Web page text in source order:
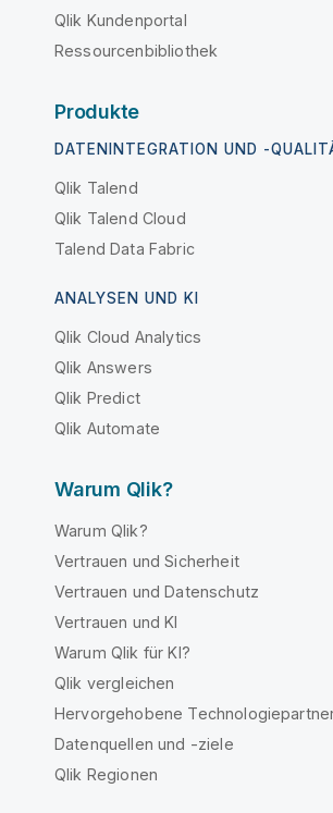
Qlik Kundenportal
Ressourcenbibliothek
Produkte
DATENINTEGRATION UND -
Qlik Talend
Qlik Talend Cloud
Talend Data Fabric
ANALYSEN UND KI
Qlik Cloud Analytics
Qlik Answers
Qlik Predict
Qlik Automate
Warum Qlik?
Warum Qlik?
Vertrauen und Sicherheit
Vertrauen und Datenschutz
Vertrauen und KI
Warum Qlik für KI?
Qlik vergleichen
Hervorgehobene
Datenquellen und -ziele
Qlik Regionen